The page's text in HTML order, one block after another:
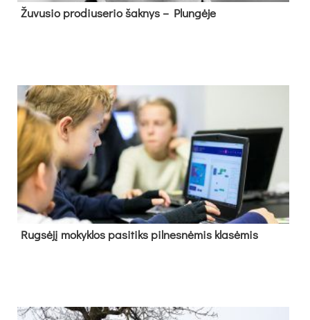
Žu­vu­sio pro­diu­se­rio šak­nys – Plun­gė­je
Rug­sė­jį mo­kyk­los pa­si­tiks pil­nes­nė­mis kla­sė­mis